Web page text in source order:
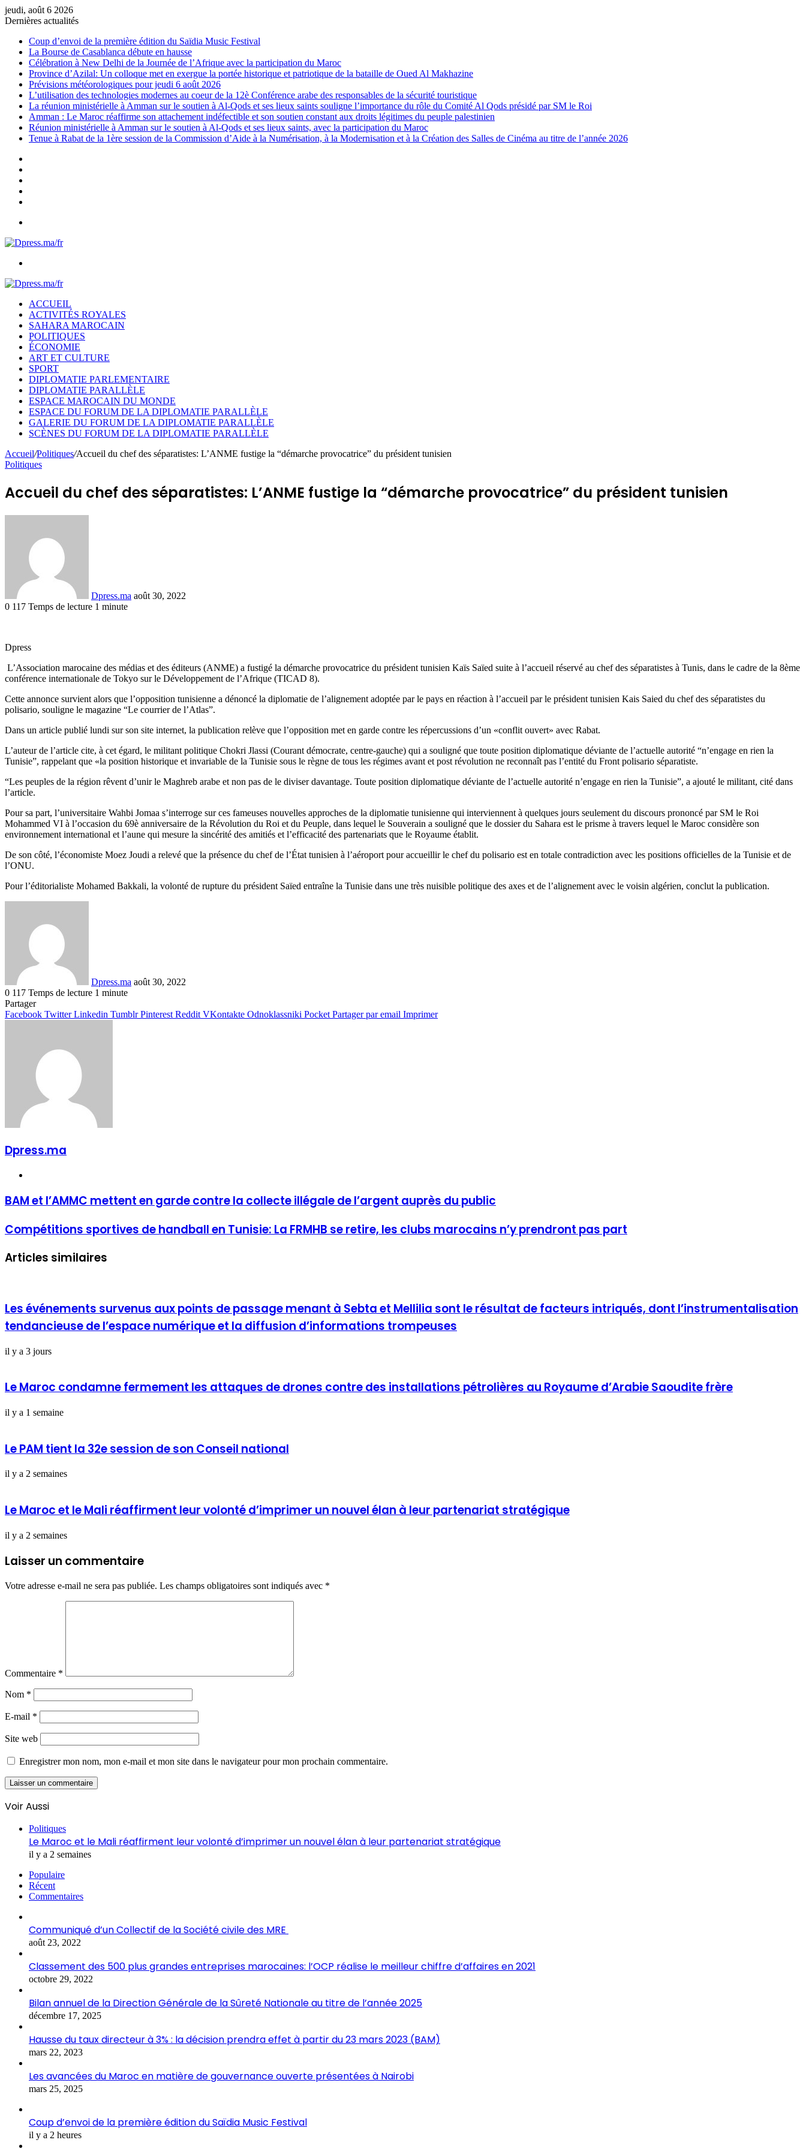
jeudi, août 6 2026
Dernières actualités
Coup d’envoi de la première édition du Saïdia Music Festival
La Bourse de Casablanca débute en hausse
Célébration à New Delhi de la Journée de l’Afrique avec la participation du Maroc
Province d’Azilal: Un colloque met en exergue la portée historique et patriotique de la bataille de Oued Al Makhazine
Prévisions météorologiques pour jeudi 6 août 2026
L’utilisation des technologies modernes au coeur de la 12è Conférence arabe des responsables de la sécurité touristique
La réunion ministérielle à Amman sur le soutien à Al-Qods et ses lieux saints souligne l’importance du rôle du Comité Al Qods présidé par SM le Roi
Amman : Le Maroc réaffirme son attachement indéfectible et son soutien constant aux droits légitimes du peuple palestinien
Réunion ministérielle à Amman sur le soutien à Al-Qods et ses lieux saints, avec la participation du Maroc
Tenue à Rabat de la 1ère session de la Commission d’Aide à la Numérisation, à la Modernisation et à la Création des Salles de Cinéma au titre de l’année 2026
ACCUEIL
ACTIVITÉS ROYALES
SAHARA MAROCAIN
POLITIQUES
ÉCONOMIE
ART ET CULTURE
SPORT
DIPLOMATIE PARLEMENTAIRE
DIPLOMATIE PARALLÈLE
ESPACE MAROCAIN DU MONDE
ESPACE DU FORUM DE LA DIPLOMATIE PARALLÈLE
GALERIE DU FORUM DE LA DIPLOMATIE PARALLÈLE
SCÈNES DU FORUM DE LA DIPLOMATIE PARALLÈLE
Accueil/Politiques/Accueil du chef des séparatistes: L’ANME fustige la “démarche provocatrice” du président tunisien
Politiques
Accueil du chef des séparatistes: L’ANME fustige la “démarche provocatrice” du président tunisien
Dpress.ma août 30, 2022
0 117 Temps de lecture 1 minute
Dpress
L’Association marocaine des médias et des éditeurs (ANME) a fustigé la démarche provocatrice du président tunisien Kaïs Saïed suite à l’accueil réservé au chef des séparatistes à Tunis, dans le cadre de la 8ème
conférence internationale de Tokyo sur le Développement de l’Afrique (TICAD 8).
Cette annonce survient alors que l’opposition tunisienne a dénoncé la diplomatie de l’alignement adoptée par le pays en réaction à l’accueil par le président tunisien Kais Saied du chef des séparatistes du
polisario, souligne le magazine “Le courrier de l’Atlas”.
Dans un article publié lundi sur son site internet, la publication relève que l’opposition met en garde contre les répercussions d’un «conflit ouvert» avec Rabat.
L’auteur de l’article cite, à cet égard, le militant politique Chokri Jlassi (Courant démocrate, centre-gauche) qui a souligné que toute position diplomatique déviante de l’actuelle autorité “n’engage en rien la
Tunisie”, rappelant que «la position historique et invariable de la Tunisie sous le règne de tous les régimes avant et post révolution ne reconnaît pas l’entité du Front polisario séparatiste.
“Les peuples de la région rêvent d’unir le Maghreb arabe et non pas de le diviser davantage. Toute position diplomatique déviante de l’actuelle autorité n’engage en rien la Tunisie”, a ajouté le militant, cité dans
l’article.
Pour sa part, l’universitaire Wahbi Jomaa s’interroge sur ces fameuses nouvelles approches de la diplomatie tunisienne qui interviennent à quelques jours seulement du discours prononcé par SM le Roi
Mohammed VI à l’occasion du 69è anniversaire de la Révolution du Roi et du Peuple, dans lequel le Souverain a souligné que le dossier du Sahara est le prisme à travers lequel le Maroc considère son
environnement international et l’aune qui mesure la sincérité des amitiés et l’efficacité des partenariats que le Royaume établit.
De son côté, l’économiste Moez Joudi a relevé que la présence du chef de l’État tunisien à l’aéroport pour accueillir le chef du polisario est en totale contradiction avec les positions officielles de la Tunisie et de
l’ONU.
Pour l’éditorialiste Mohamed Bakkali, la volonté de rupture du président Saïed entraîne la Tunisie dans une très nuisible politique des axes et de l’alignement avec le voisin algérien, conclut la publication.
Dpress.ma août 30, 2022
0 117 Temps de lecture 1 minute
Facebook
Twitter
Linkedin
Tumblr
Pinterest
Reddit
VKontakte
Odnoklassniki
Pocket
Partager
Facebook Twitter Linkedin Tumblr Pinterest Reddit VKontakte Odnoklassniki Pocket Partager par email Imprimer
Dpress.ma
BAM et l’AMMC mettent en garde contre la collecte illégale de l’argent auprès du public
Compétitions sportives de handball en Tunisie: La FRMHB se retire, les clubs marocains n’y prendront pas part
Articles similaires
Les événements survenus aux points de passage menant à Sebta et Mellilia sont le résultat de facteurs intriqués, dont l’instrumentalisation
tendancieuse de l’espace numérique et la diffusion d’informations trompeuses
il y a 3 jours
Le Maroc condamne fermement les attaques de drones contre des installations pétrolières au Royaume d’Arabie Saoudite frère
il y a 1 semaine
Le PAM tient la 32e session de son Conseil national
il y a 2 semaines
Le Maroc et le Mali réaffirment leur volonté d’imprimer un nouvel élan à leur partenariat stratégique
il y a 2 semaines
Laisser un commentaire
Votre adresse e-mail ne sera pas publiée. Les champs obligatoires sont indiqués avec *
Commentaire *
Nom *
E-mail *
Site web
Enregistrer mon nom, mon e-mail et mon site dans le navigateur pour mon prochain commentaire.
Voir Aussi
Politiques
Le Maroc et le Mali réaffirment leur volonté d’imprimer un nouvel élan à leur partenariat stratégique
il y a 2 semaines
Populaire
Récent
Commentaires
Communiqué d’un Collectif de la Société civile des MRE
août 23, 2022
Classement des 500 plus grandes entreprises marocaines: l’OCP réalise le meilleur chiffre d’affaires en 2021
octobre 29, 2022
Bilan annuel de la Direction Générale de la Sûreté Nationale au titre de l’année 2025
décembre 17, 2025
Hausse du taux directeur à 3% : la décision prendra effet à partir du 23 mars 2023 (BAM)
mars 22, 2023
Les avancées du Maroc en matière de gouvernance ouverte présentées à Nairobi
mars 25, 2025
Coup d’envoi de la première édition du Saïdia Music Festival
il y a 2 heures